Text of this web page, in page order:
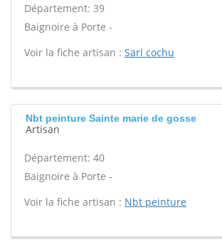
Département: 39
Baignoire à Porte -
Voir la fiche artisan : Sarl cochu
Nbt peinture Sainte marie de gosse
Artisan
Département: 40
Baignoire à Porte -
Voir la fiche artisan : Nbt peinture